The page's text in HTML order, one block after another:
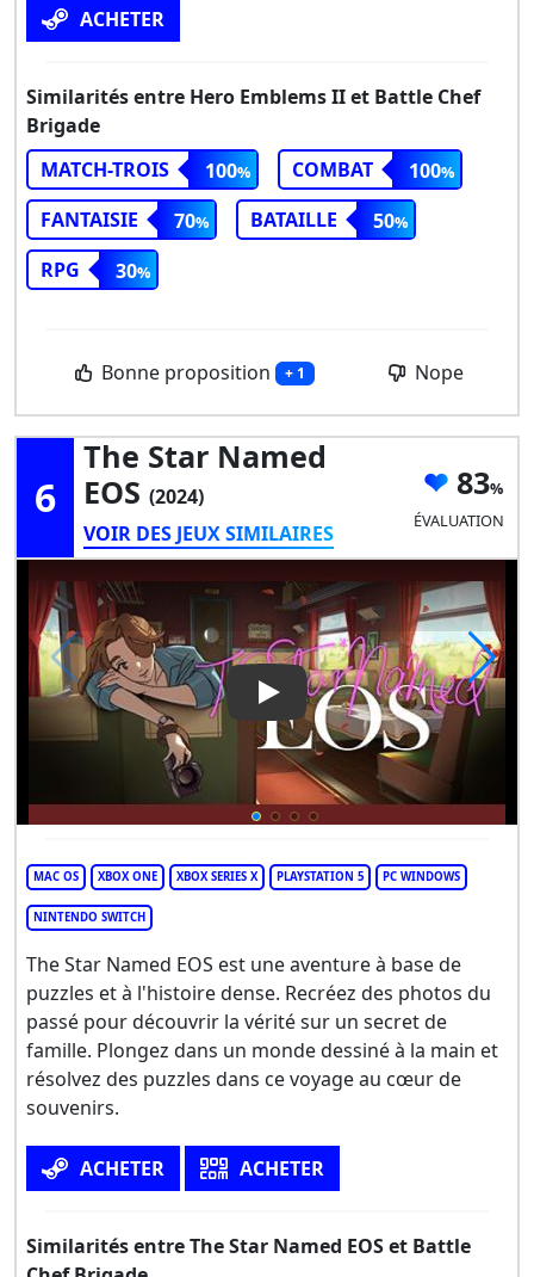
ACHETER
Similarités entre Hero Emblems II et Battle Chef
Brigade
MATCH-TROIS
100 COMBAT
100
FANTAISIE
70 BATAILLE
50
RPG
30
Bonne proposition + 1 Nope
6
The Star Named
EOS (2024)
VOIR DES JEUX SIMILAIRES
83
ÉVALUATION
Play Video: The Star Named
MAC OS XBOX ONE XBOX SERIES X PLAYSTATION 5 PC WINDOWS
NINTENDO SWITCH
The Star Named EOS est une aventure à base de
puzzles et à l'histoire dense. Recréez des photos du
passé pour découvrir la vérité sur un secret de
famille. Plongez dans un monde dessiné à la main et
résolvez des puzzles dans ce voyage au cœur de
souvenirs.
ACHETER ACHETER
Similarités entre The Star Named EOS et Battle